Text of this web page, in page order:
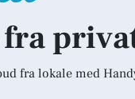
fra lokale med